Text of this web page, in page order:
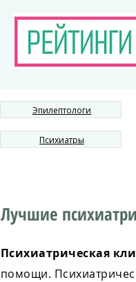
Эпилептологи
Психиатры
Лучшие
Психиатрическая
помощи.